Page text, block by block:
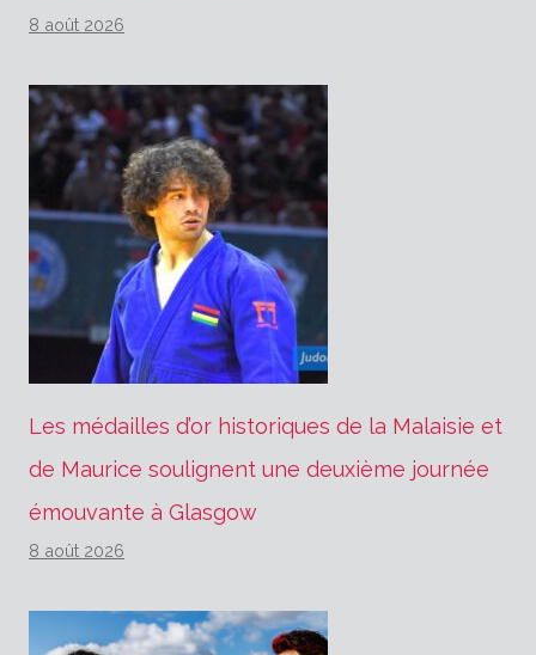
8 août 2026
Les médailles d’or historiques de la Malaisie et
de Maurice soulignent une deuxième journée
émouvante à Glasgow
8 août 2026